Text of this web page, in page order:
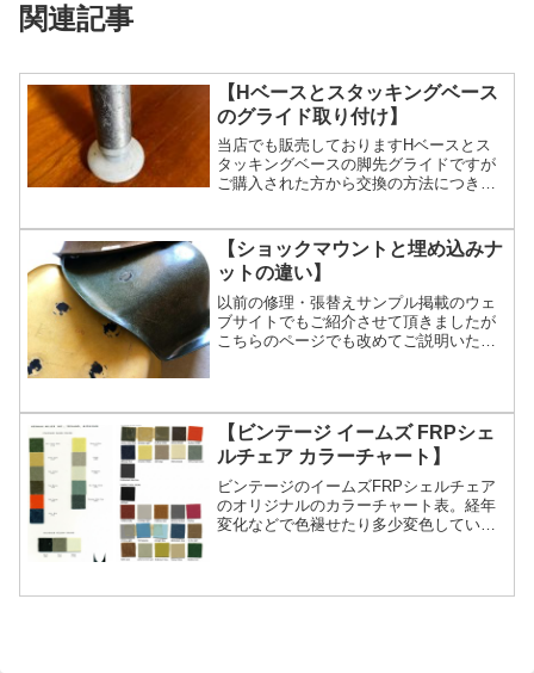
関連記事
【Hベースとスタッキングベース
のグライド取り付け】
当店でも販売しておりますHベースとス
タッキングベースの脚先グライドですが
ご購入された方から交換の方法につきま
抵脚の管の部分にプラスチックのパーツ
が残ってしまうのですがこ...
【ショックマウントと埋め込みナ
ットの違い】
以前の修理・張替えサンプル掲載のウェ
ブサイトでもご紹介させて頂きましたが
こちらのページでも改めてご説明いたし
張られていないFRPそ...
【ビンテージ イームズ FRPシェ
ルチェア カラーチャート】
ビンテージのイームズFRPシェルチェア
のオリジナルのカラーチャート表。経年
変化などで色褪せたり多少変色していた
同じ色名でも微妙に色が...